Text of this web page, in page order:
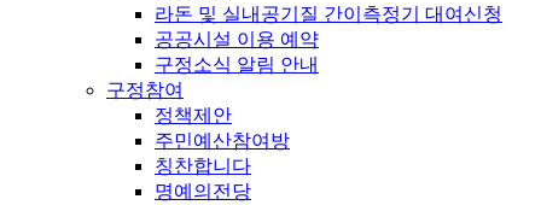
라돈 및 실내공기질 간이측정기 대여신청
공공시설 이용 예약
구정소식 알림 안내
구정참여
정책제안
주민예산참여방
칭찬합니다
명예의전당